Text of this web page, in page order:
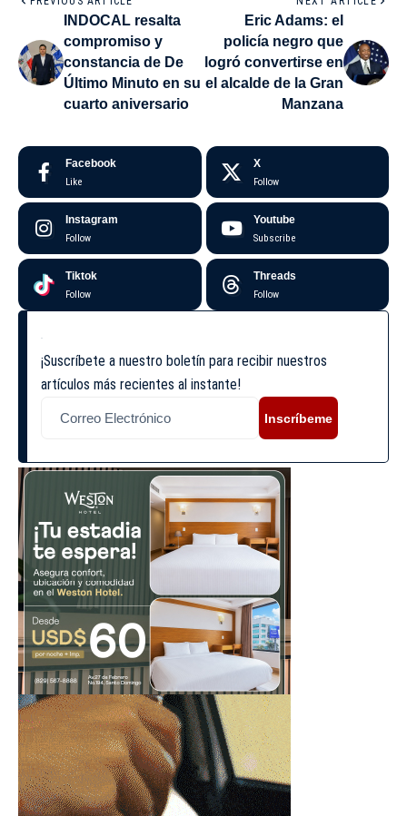
INDOCAL resalta
compromiso y
constancia de De
Último Minuto en su
cuarto aniversario
Eric Adams: el
policía negro que
logró convertirse en
el alcalde de la Gran
Manzana
Facebook
Like
X
Follow
Instagram
Follow
Youtube
Subscribe
Tiktok
Follow
Threads
Follow
¡Suscríbete a nuestro boletín para recibir nuestros
artículos más recientes al instante!
Inscríbeme